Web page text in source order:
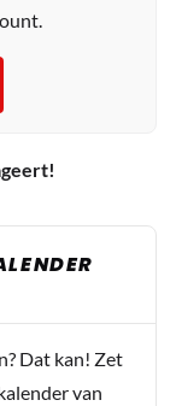
Dat kan! Zet
van